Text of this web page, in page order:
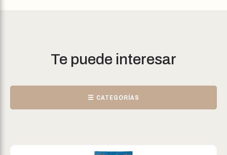
Te puede interesar
☰ CATEGORÍAS